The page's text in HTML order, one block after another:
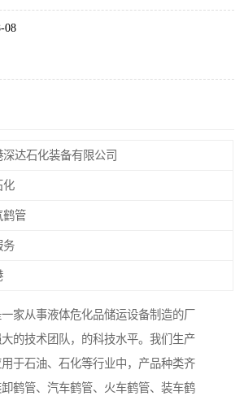
08
达石化装备有限公司
化
鹤管
务
家从事液体危化品储运设备制造的厂
的技术团队，的科技水平。我们生产
于石油、石化等行业中，产品种类齐
鹤管、汽车鹤管、火车鹤管、装车鹤